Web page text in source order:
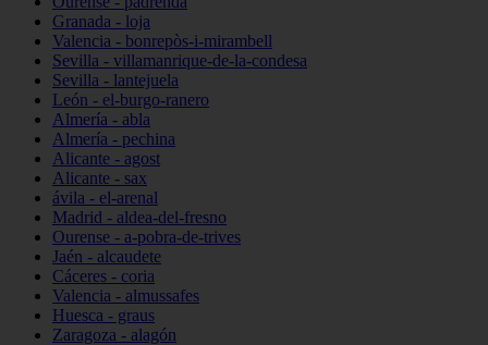
Granada - loja
Valencia - bonrepòs-i-mirambell
Sevilla - villamanrique-de-la-condesa
Sevilla - lantejuela
León - el-burgo-ranero
Almería - abla
Almería - pechina
Alicante - agost
Alicante - sax
ávila - el-arenal
Madrid - aldea-del-fresno
Ourense - a-pobra-de-trives
Jaén - alcaudete
Cáceres - coria
Valencia - almussafes
Huesca - graus
Zaragoza - alagón